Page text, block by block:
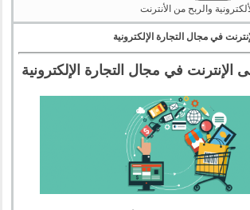
والربح من الأنترنت
في مجال التجارة الإلكترونية
في مجال التجارة الإلكترونية